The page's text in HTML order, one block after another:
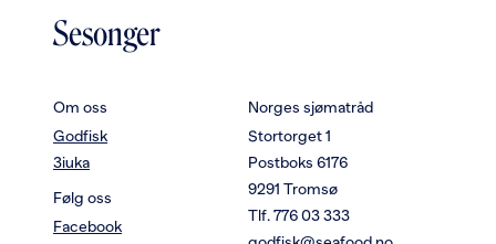
Sesonger
Om oss
Godfisk
3iuka
Følg oss
Facebook
Norges sjømatråd
Stortorget 1
Postboks 6176
9291 Tromsø
Tlf. 776 03 333